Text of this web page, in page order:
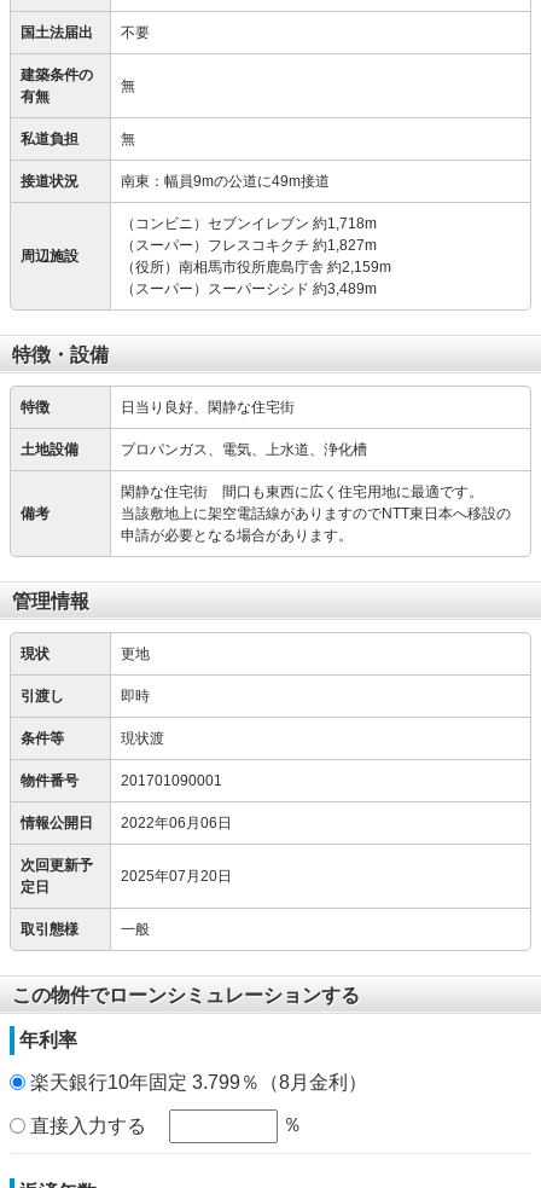
国土法届出 不要
建築条件の
有無
無
私道負担 無
接道状況 南東：幅員9mの公道に49m接道
周辺施設
（コンビニ）セブンイレブン 約1,718m
（スーパー）フレスコキクチ 約1,827m
（役所）南相馬市役所鹿島庁舎 約2,159m
（スーパー）スーパーシシド 約3,489m
特徴・設備
特徴 日当り良好、閑静な住宅街
土地設備 プロパンガス、電気、上水道、浄化槽
備考
閑静な住宅街 間口も東西に広く住宅用地に最適です。
当該敷地上に架空電話線がありますのでNTT東日本へ移設の
申請が必要となる場合があります。
管理情報
現状 更地
引渡し 即時
条件等 現状渡
物件番号 201701090001
情報公開日 2022年06月06日
次回更新予
定日
2025年07月20日
取引態様 一般
この物件でローンシミュレーションする
年利率
楽天銀行10年固定 3.799％（8月金利）
直接入力する ％